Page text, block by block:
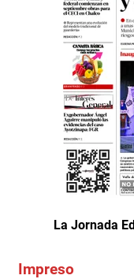
La Jornada
Impreso